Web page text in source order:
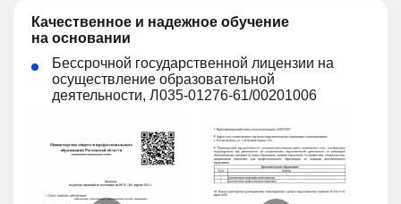
Качественное и надежное обучение
на основании
Бессрочной государственной лицензии на
осуществление образовательной
деятельности, Л035-01276-61/00201006